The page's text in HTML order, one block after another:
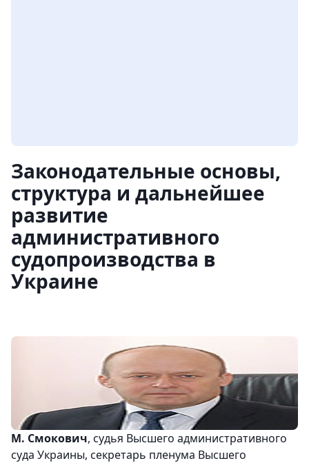
Законодательные основы,
структура и дальнейшее
развитие
административного
судопроизводства в
Украине
М. Смокович, судья Высшего административного
суда Украины, секретарь пленума Высшего